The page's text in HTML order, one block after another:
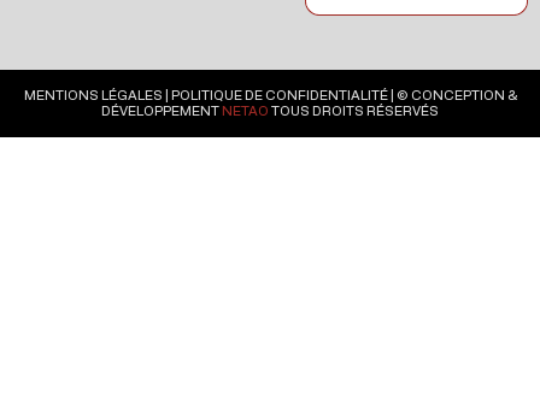
MENTIONS LÉGALES POLITIQUE DE CONFIDENTIALITÉ| © CONCEPTION &
DÉVELOPPEMENT NETAO TOUS DROITS RÉSERVÉS